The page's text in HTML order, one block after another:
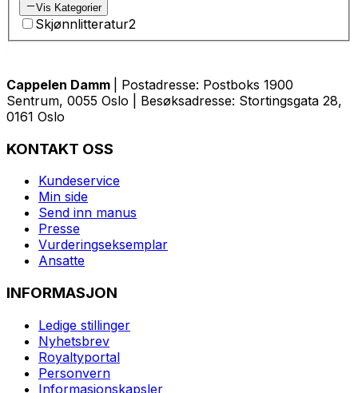
Vis Kategorier
Skjønnlitteratur2
Cappelen Damm
| Postadresse: Postboks 1900
Sentrum, 0055 Oslo | Besøksadresse: Stortingsgata 28,
0161 Oslo
KONTAKT OSS
Kundeservice
Min side
Send inn manus
Presse
Vurderingseksemplar
Ansatte
INFORMASJON
Ledige stillinger
Nyhetsbrev
Royaltyportal
Personvern
Informasjonskapsler